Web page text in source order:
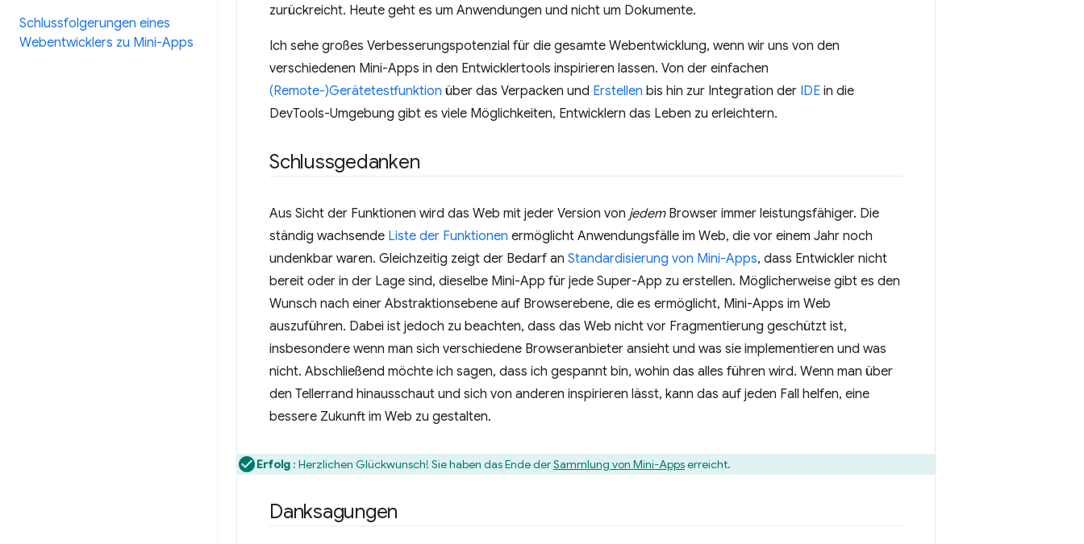
Schlussfolgerungen eines
Webentwicklers zu Mini-Apps
zurückreicht. Heute geht es um Anwendungen und nicht um Dokumente.
Ich sehe großes Verbesserungspotenzial für die gesamte Webentwicklung, wenn wir uns von den
verschiedenen Mini-Apps in den Entwicklertools inspirieren lassen. Von der einfachen
(Remote-)Gerätetestfunktion über das Verpacken und Erstellen bis hin zur Integration der IDE in die
DevTools-Umgebung gibt es viele Möglichkeiten, Entwicklern das Leben zu erleichtern.
Schlussgedanken
Aus Sicht der Funktionen wird das Web mit jeder Version von jedemBrowser immer leistungsfähiger. Die
ständig wachsende Liste der Funktionen ermöglicht Anwendungsfälle im Web, die vor einem Jahr noch
undenkbar waren. Gleichzeitig zeigt der Bedarf an Standardisierung von Mini-Apps, dass Entwickler nicht
bereit oder in der Lage sind, dieselbe Mini-App für jede Super-App zu erstellen. Möglicherweise gibt es den
Wunsch nach einer Abstraktionsebene auf Browserebene, die es ermöglicht, Mini-Apps im Web
auszuführen. Dabei ist jedoch zu beachten, dass das Web nicht vor Fragmentierung geschützt ist,
insbesondere wenn man sich verschiedene Browseranbieter ansieht und was sie implementieren und was
nicht. Abschließend möchte ich sagen, dass ich gespannt bin, wohin das alles führen wird. Wenn man über
den Tellerrand hinausschaut und sich von anderen inspirieren lässt, kann das auf jeden Fall helfen, eine
bessere Zukunft im Web zu gestalten.
Erfolg : Herzlichen Glückwunsch! Sie haben das Ende derSammlung von Mini-Appserreicht.
Danksagungen